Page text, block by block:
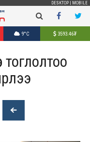
DESKTOP MOBILE
9°C 3593.46₮
тоглолтоо